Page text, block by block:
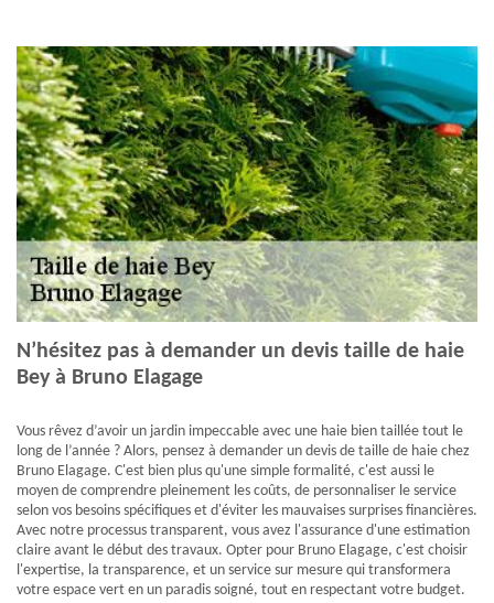
N’hésitez pas à demander un devis taille de haie
Bey à Bruno Elagage
Vous rêvez d’avoir un jardin impeccable avec une haie bien taillée tout le
long de l’année ? Alors, pensez à demander un devis de taille de haie chez
Bruno Elagage. C'est bien plus qu'une simple formalité, c'est aussi le
moyen de comprendre pleinement les coûts, de personnaliser le service
selon vos besoins spécifiques et d'éviter les mauvaises surprises financières.
Avec notre processus transparent, vous avez l'assurance d'une estimation
claire avant le début des travaux. Opter pour Bruno Elagage, c'est choisir
l'expertise, la transparence, et un service sur mesure qui transformera
votre espace vert en un paradis soigné, tout en respectant votre budget.